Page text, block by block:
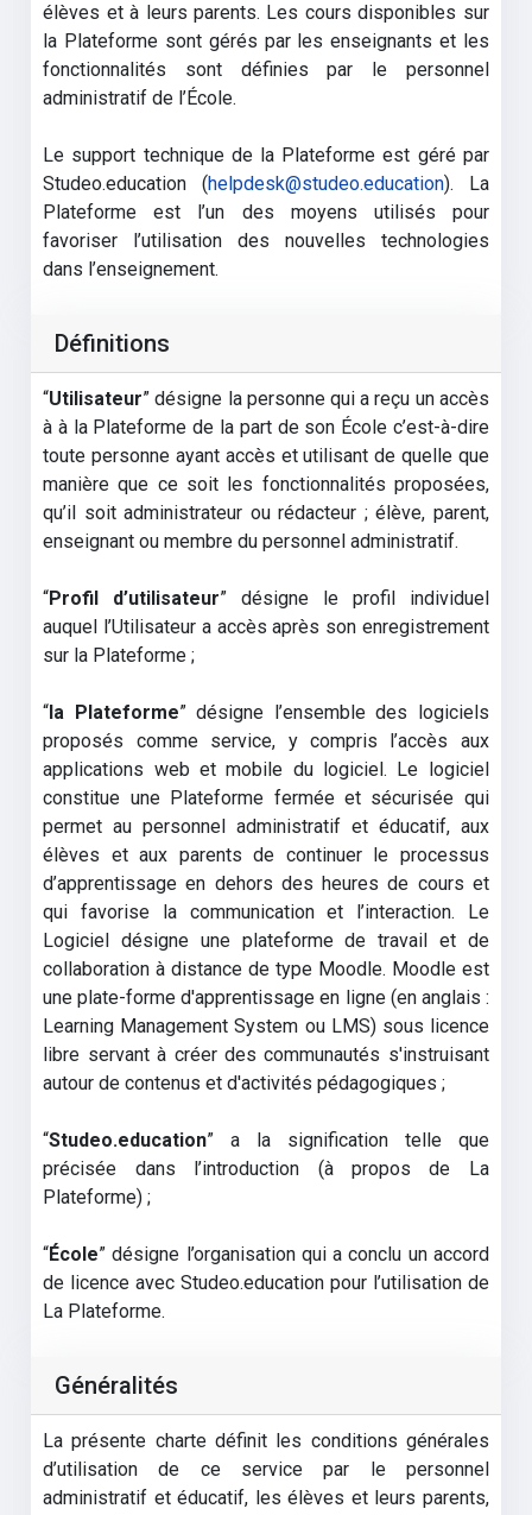
élèves et à leurs parents. Les cours disponibles sur
la Plateforme sont gérés par les enseignants et les
fonctionnalités sont définies par le personnel
administratif de l’École.
Le support technique de la Plateforme est géré par
Studeo.education (helpdesk@studeo.education). La
Plateforme est l’un des moyens utilisés pour
favoriser l’utilisation des nouvelles technologies
dans l’enseignement.
Définitions
“Utilisateur” désigne la personne qui a reçu un accès
à à la Plateforme de la part de son École c’est-à-dire
toute personne ayant accès et utilisant de quelle que
manière que ce soit les fonctionnalités proposées,
qu’il soit administrateur ou rédacteur ; élève, parent,
enseignant ou membre du personnel administratif.
“Profil d’utilisateur” désigne le profil individuel
auquel l’Utilisateur a accès après son enregistrement
sur la Plateforme ;
“la Plateforme” désigne l’ensemble des logiciels
proposés comme service, y compris l’accès aux
applications web et mobile du logiciel. Le logiciel
constitue une Plateforme fermée et sécurisée qui
permet au personnel administratif et éducatif, aux
élèves et aux parents de continuer le processus
d’apprentissage en dehors des heures de cours et
qui favorise la communication et l’interaction. Le
Logiciel désigne une plateforme de travail et de
collaboration à distance de type Moodle. Moodle est
une plate-forme d'apprentissage en ligne (en anglais :
Learning Management System ou LMS) sous licence
libre servant à créer des communautés s'instruisant
autour de contenus et d'activités pédagogiques ;
“Studeo.education” a la signification telle que
précisée dans l’introduction (à propos de La
Plateforme) ;
“École” désigne l’organisation qui a conclu un accord
de licence avec Studeo.education pour l’utilisation de
La Plateforme.
Généralités
La présente charte définit les conditions générales
d’utilisation de ce service par le personnel
administratif et éducatif, les élèves et leurs parents,